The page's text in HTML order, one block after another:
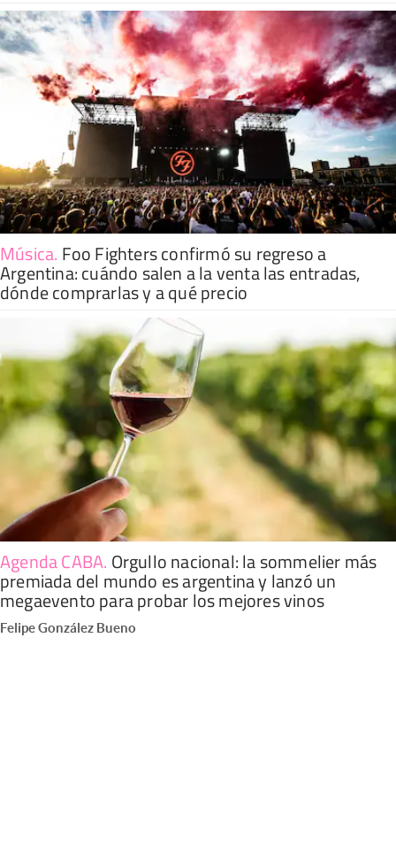
Música. Foo Fighters confirmó su regreso a
Argentina: cuándo salen a la venta las entradas,
dónde comprarlas y a qué precio
Agenda CABA. Orgullo nacional: la sommelier más
premiada del mundo es argentina y lanzó un
megaevento para probar los mejores vinos
Felipe González Bueno